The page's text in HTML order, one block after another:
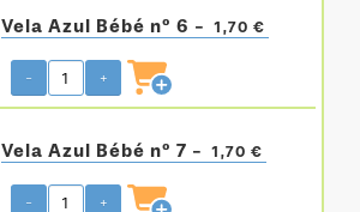
Vela Azul Bébé nº 6 - 1,70 €
- +
Vela Azul Bébé nº 7 - 1,70 €
- +